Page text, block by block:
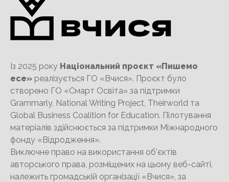
Із 2025 року Національний проєкт «Пишемо
есе» реалізується ГО «Вчися». Проєкт було
створено ГО «Смарт Освіта» за підтримки
Grammarly, National Writing Project, Theirworld та
Global Business Coalition for Education. Пілотування
матеріалів здійснюється за підтримки Міжнародного
фонду «Відродження».
Виключне право на використання об’єктів
авторського права, розміщених на цьому веб-сайті,
належить громадській організації «Вчися», за